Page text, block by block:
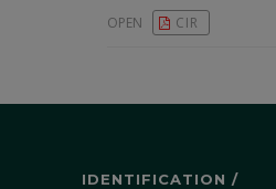
OPEN CIR
IDENTIFICATION /